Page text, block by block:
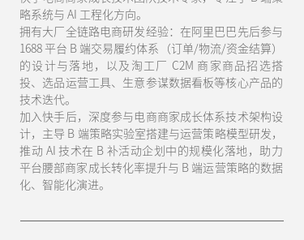
略系统与 AI 工程化方向。
拥有大厂全链路电商研发经验：在阿里巴巴先后参与
1688 平台 B 端交易履约体系（订单/物流/资金结算）
的设计与落地，以及淘工厂 C2M 商家商品招选搭
投、选品运营工具、生意参谋数据看板等核心产品的
技术迭代。
加入快手后，深度参与电商商家成长体系技术架构设
计，主导 B 端策略实验室搭建与运营策略模型研发，
推动 AI 技术在 B 补活动企划中的规模化落地，助力
平台腰部商家成长转化率提升与 B 端运营策略的数据
化、智能化演进。